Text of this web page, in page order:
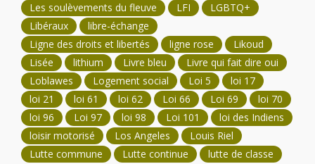
Les soulèvements du fleuve
LFI
LGBTQ+
Libéraux
libre-échange
Ligne des droits et libertés
ligne rose
Likoud
Lisée
lithium Livre bleu
Livre qui fait dire oui
Loblawes
Logement social Loi 5
loi 17
loi 21
loi 61 loi 62 Loi 66 Loi 69
loi 70
loi 96
Loi 97 loi 98 Loi 101
loi des Indiens
loisir motorisé
Los Angeles
Louis Riel
Lutte commune
Lutte continue lutte de classe